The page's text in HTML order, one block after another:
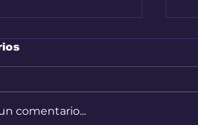
comentario...